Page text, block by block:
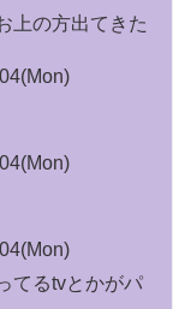
上の方出てきた
てるtvとかがパ